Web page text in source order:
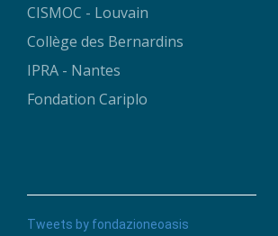
CISMOC - Louvain
Collège des Bernardins
IPRA - Nantes
Fondation Cariplo
Tweets by fondazioneoasis